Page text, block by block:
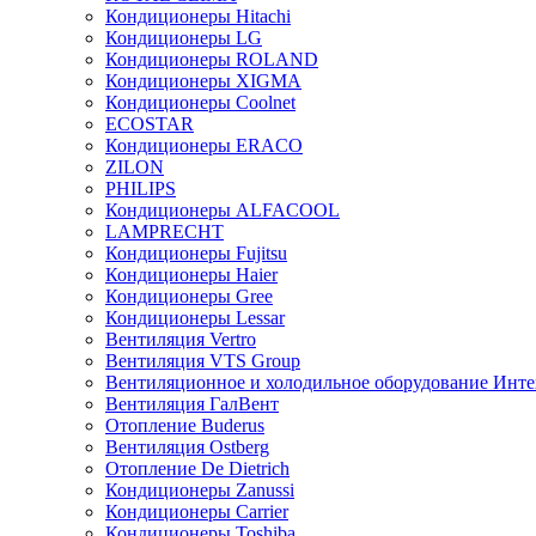
Кондиционеры Hitachi
Кондиционеры LG
Кондиционеры ROLAND
Кондиционеры XIGMA
Кондиционеры Coolnet
ECOSTAR
Кондиционеры ERACO
ZILON
PHILIPS
Кондиционеры ALFACOOL
LAMPRECHT
Кондиционеры Fujitsu
Кондиционеры Haier
Кондиционеры Gree
Кондиционеры Lessar
Вентиляция Vertro
Вентиляция VTS Group
Вентиляционное и холодильное оборудование
Вентиляция ГалВент
Отопление Buderus
Вентиляция Ostberg
Отопление De Dietrich
Кондиционеры Zanussi
Кондиционеры Carrier